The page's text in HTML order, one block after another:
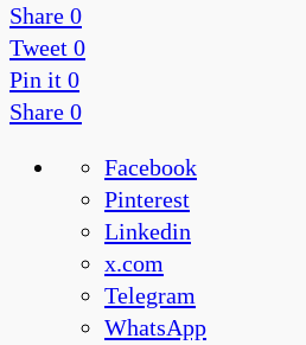
Share 0
Tweet 0
Pin it 0
Share 0
Facebook
Pinterest
Linkedin
x.com
Telegram
WhatsApp